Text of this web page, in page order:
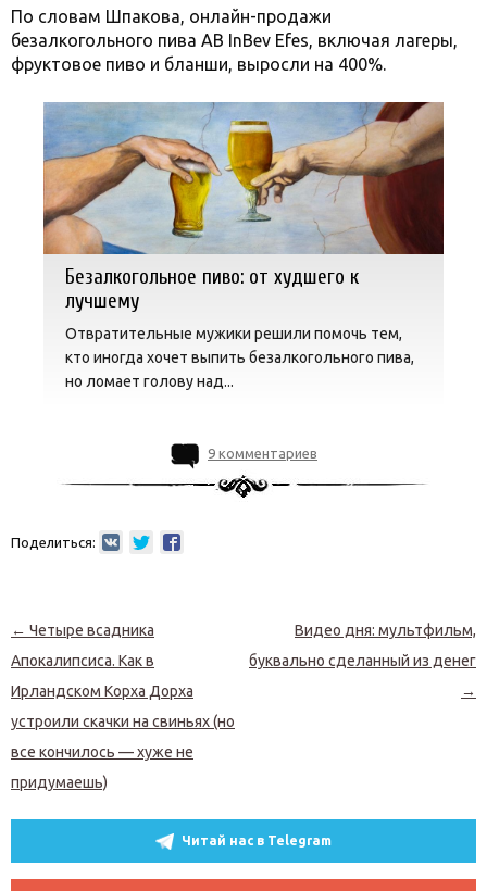
По словам Шпакова, онлайн-продажи
безалкогольного пива AB InBev Efes, включая лагеры,
фруктовое пиво и бланши, выросли на 400%.
Безалкогольное пиво: от худшего к
лучшему
Отвратительные мужики решили помочь тем,
кто иногда хочет выпить безалкогольного пива,
но ломает голову над...
9 комментариев
Поделиться:
Навигация по записям
← Четыре всадника
Апокалипсиса. Как в
Ирландском Корха Дорха
устроили скачки на свиньях (но
все кончилось — хуже не
придумаешь)
Видео дня: мультфильм,
буквально сделанный из денег
→
Читай нас в Telegram